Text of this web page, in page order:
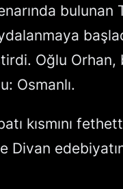
Oğlu
Osmanlı.
kısmını